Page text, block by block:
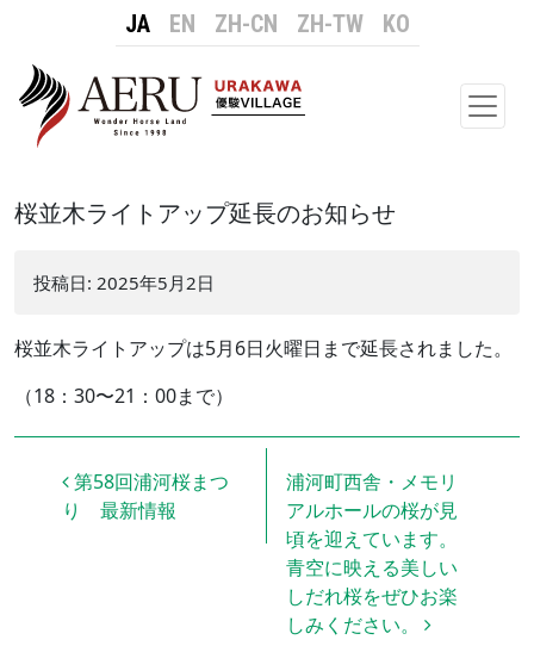
JA EN ZH-CN ZH-TW KO
メイ
桜並木ライトアップ延長のお知らせ
投稿日: 2025年5月2日
桜並木ライトアップは5月6日火曜日まで延長されました。
（18：30〜21：00まで）
投稿ナビゲーション
第58回浦河桜まつ
り 最新情報
浦河町西舎・メモリ
アルホールの桜が見
頃を迎えています。
青空に映える美しい
しだれ桜をぜひお楽
しみください。